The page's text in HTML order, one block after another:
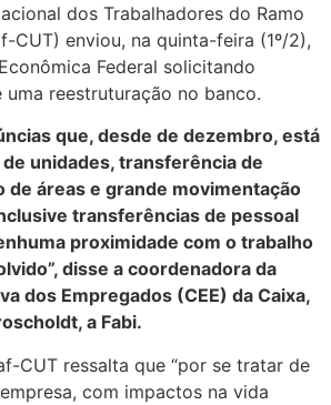
dos Trabalhadores do Ramo
CUT) enviou, na quinta-feira (1º/2),
Econômica Federal solicitando
reestruturação no banco.
que, desde de dezembro, está
unidades, transferência de
de áreas e grande movimentação
transferências de pessoal
proximidade com o trabalho
disse a coordenadora da
dos Empregados (CEE) da Caixa,
a Fabi.
CUT ressalta que “por se tratar de
com impactos na vida